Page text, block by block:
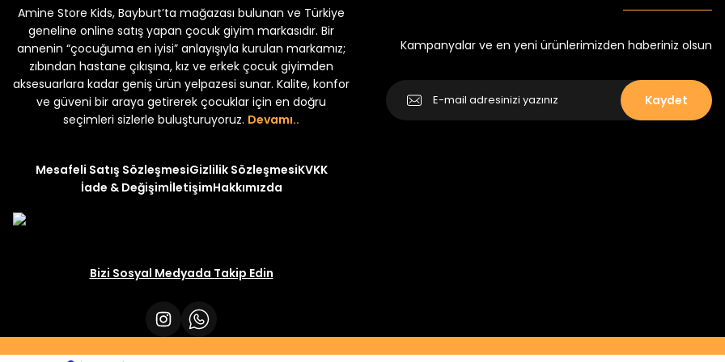
Yeni₺ 250 Yeni
₺ 320 ₺ 250
Amine Store Kids, Bayburt’ta mağazası bulunan ve Türkiye
geneline online satış yapan çocuk giyim markasıdır. Bir
annenin “çocuğuma en iyisi” anlayışıyla kurulan markamız;
zıbından hastane çıkışına, kız ve erkek çocuk giyimden
aksesuarlara kadar geniş ürün yelpazesi sunar. Kalite, konfor
ve güveni bir araya getirerek çocuklar için en doğru
seçimleri sizlerle buluşturuyoruz. Devamı..
Mesafeli Satış SözleşmesiGizlilik SözleşmesiKVKK
İade & DeğişimİletişimHakkımızda
Bizi Sosyal Medyada Takip Edin
Kampanyalar ve en yeni ürünlerimizden haberiniz olsun
Kaydet